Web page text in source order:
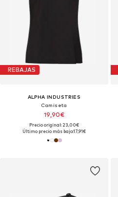
REBAJAS
ALPHA INDUSTRIES
Camiseta
19,90€
Precio original: 23,00€
Último precio más bajo:17,91€